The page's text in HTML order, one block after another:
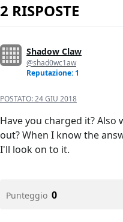
2 RISPOSTE
Shadow Claw
@shad0wc1aw
Reputazione: 1
POSTATO:24 GIU 2018
Have you charged it?
out? When I know the
I'll look on to it.
Punteggio 0